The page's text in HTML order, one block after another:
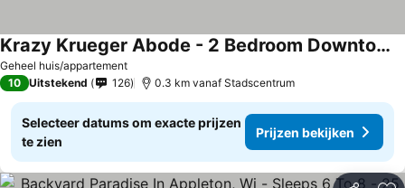
Geheel huis/appartement
Krazy Krueger Abode - 2 Bedroom Downtown Appleton
Prijzen bekijken
10 Uitstekend 126 0.3 km vanaf Stadscentrum
Selecteer datums om exacte prijzen
te zien
Prijzen bekijken